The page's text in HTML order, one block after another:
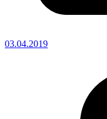
03.04.2019